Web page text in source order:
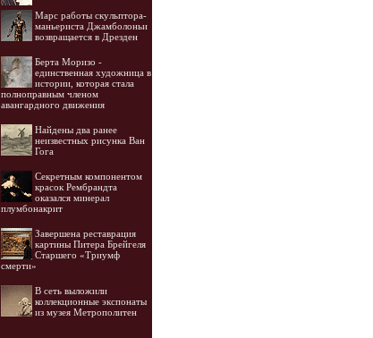
Марс работы скульптора-
маньериста Джамболоньи
возвращается в Дрезден
Берта Моризо -
единственная художница в
истории, которая стала
полноправным членом
авангардного движения
Найдены два ранее
неизвестных рисунка Ван
Гога
Секретным компонентом
красок Рембрандта
оказался минерал
плумбонакрит
Завершена реставрация
картины Питера Брейгеля
Старшего «Триумф
смерти»
В сеть выложили
коллекционные экспонаты
из музея Метрополитен